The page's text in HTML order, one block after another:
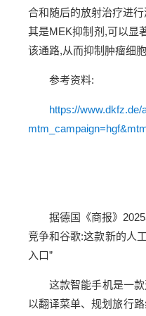
合和随后的放射治疗进
其是MEK抑制剂,可以显
该通路,从而抑制肿瘤细胞
参考资料:
https://
据德国《商报》
竞争和谷歌:这款新的人
入口”
这款智能手机是一
以翻译菜单、规划旅行